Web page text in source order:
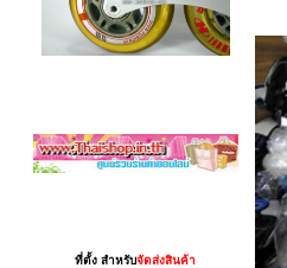
ที่ตั้ง สำหรับจัดส่งสินค้า